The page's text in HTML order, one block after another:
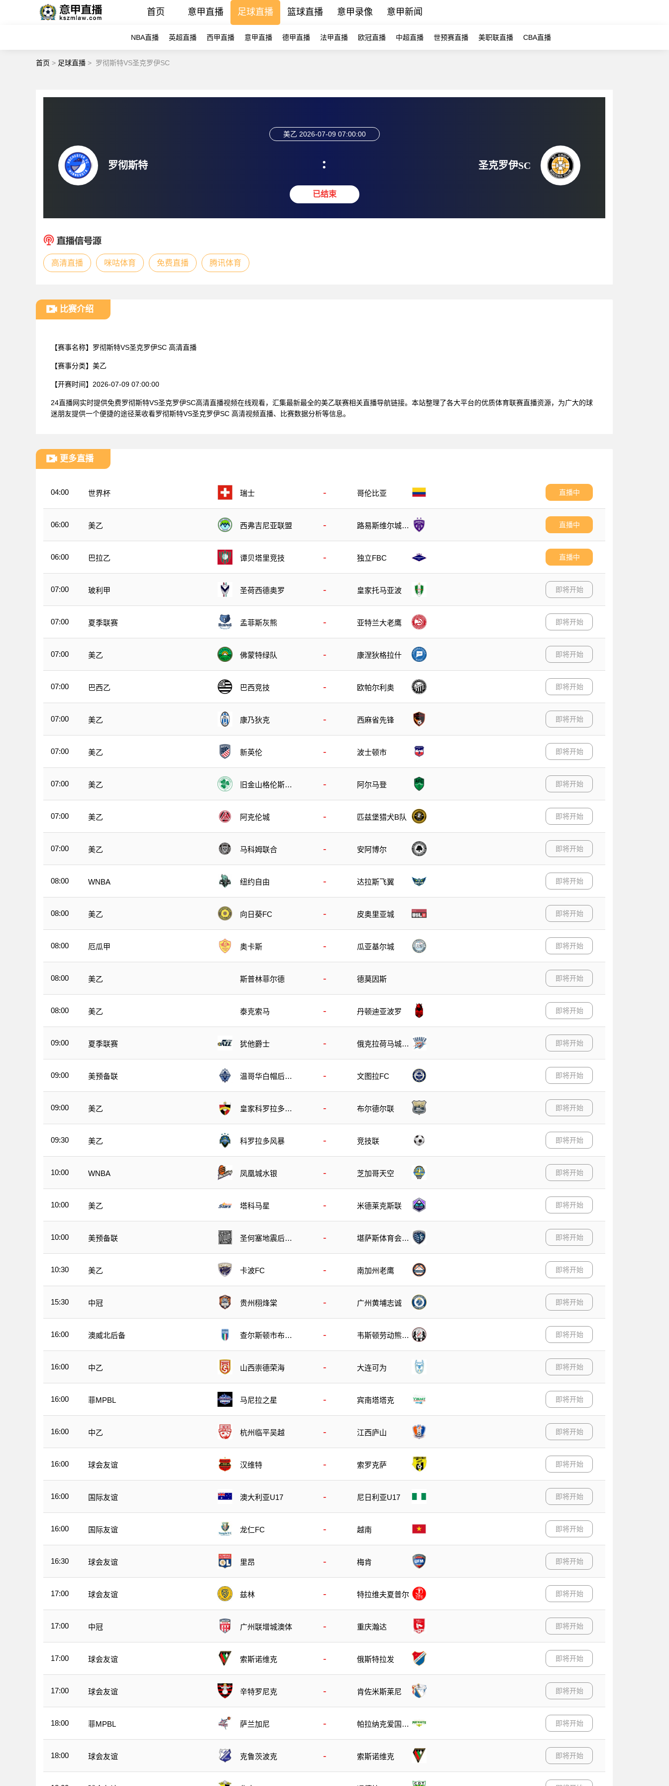
首页 意甲直播 足球直播 篮球直播 意甲录像 意甲新闻
NBA直播 英超直播 西甲直播 意甲直播 德甲直播 法甲直播 欧冠直播 中超直播 世预赛直播 美职联直播 CBA直播
首页 > 足球直播 > 罗彻斯特VS圣克罗伊SC
罗彻斯特
美乙 2026-07-09 07:00:00
:
已结束
圣克罗伊SC
高清直播 咪咕体育 免费直播 腾讯体育
比赛介绍
【赛事名称】 罗彻斯特VS圣克罗伊SC 高清直播
【赛事分类】 美乙
【开赛时间】 2026-07-09 07:00:00
24直播网实时提供免费罗彻斯特VS圣克罗伊SC高清直播视频在线观看，汇集最新最全的美乙联赛相关直播导航链接。本站整理了各大平台的优质体育联赛直播资源，为广大的球
迷朋友提供一个便捷的途径莱收看罗彻斯特VS圣克罗伊SC 高清视频直播、比赛数据分析等信息。
更多直播
04:00 世界杯 瑞士 - 哥伦比亚 直播中
06:00 美乙 西弗吉尼亚联盟 -
路易斯维尔城B
直播中
06:00 巴拉乙 谭贝塔里竞技 - 独立FBC 直播中
07:00 玻利甲 圣荷西德奥罗 - 皇家托马亚波 即将开始
07:00 夏季联赛 孟菲斯灰熊 - 亚特兰大老鹰 即将开始
07:00 美乙 佛蒙特绿队 - 康涅狄格拉什 即将开始
07:00 巴西乙 巴西竞技 - 欧帕尔利奥 即将开始
07:00 美乙 康乃狄克 - 西麻省先锋 即将开始
07:00 美乙 新英伦 - 波士顿市 即将开始
07:00 美乙
旧金山格伦斯S
- 阿尔马登 即将开始
07:00 美乙 阿克伦城 - 匹兹堡猎犬B队 即将开始
07:00 美乙 马科姆联合 - 安阿博尔 即将开始
08:00 WNBA 纽约自由 - 达拉斯飞翼 即将开始
08:00 美乙 向日葵FC - 皮奥里亚城 即将开始
08:00 厄瓜甲 奥卡斯 - 瓜亚基尔城 即将开始
08:00 美乙 斯普林菲尔德 - 德莫因斯 即将开始
08:00 美乙 泰克索马 - 丹顿迪亚波罗 即将开始
09:00 夏季联赛 犹他爵士 -
俄克拉荷马城雷
即将开始
09:00 美预备联
温哥华白帽后备
- 文图拉FC 即将开始
09:00 美乙
皇家科罗拉多狐
- 布尔德尔联 即将开始
09:30 美乙 科罗拉多风暴 - 竞技联 即将开始
10:00 WNBA 凤凰城水银 - 芝加哥天空 即将开始
10:00 美乙 塔科马星 - 米德莱克斯联 即将开始
10:00 美预备联
圣何塞地震后备
-
堪萨斯体育会后
即将开始
10:30 美乙 卡波FC - 南加州老鹰 即将开始
15:30 中冠 贵州栩烽棠 - 广州黄埔志诚 即将开始
16:00 澳威北后备
查尔斯顿市布鲁
-
韦斯顿劳动熊后
即将开始
16:00 中乙 山西崇德荣海 - 大连可为 即将开始
16:00 菲MPBL 马尼拉之星 - 宾南塔塔克 即将开始
16:00 中乙 杭州临平吴越 - 江西庐山 即将开始
16:00 球会友谊 汉维特 - 索罗克萨 即将开始
16:00 国际友谊 澳大利亚U17 - 尼日利亚U17 即将开始
16:00 国际友谊 龙仁FC - 越南 即将开始
16:30 球会友谊 里昂 - 梅肯 即将开始
17:00 球会友谊 兹林 - 特拉维夫夏普尔 即将开始
17:00 中冠 广州联增城澳体 - 重庆瀚达 即将开始
17:00 球会友谊 索斯诺维克 - 俄斯特拉发 即将开始
17:00 球会友谊 辛特罗尼克 - 肯佐米斯莱尼 即将开始
18:00 菲MPBL 萨兰加尼 -
帕拉纳克爱国者
即将开始
18:00 球会友谊 克鲁茨波克 - 索斯诺维克 即将开始